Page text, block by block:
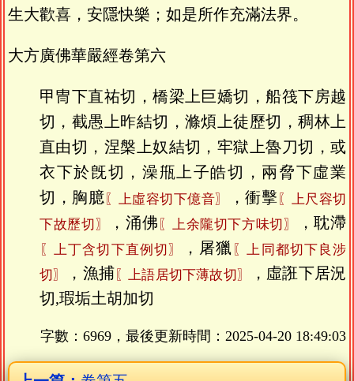
生大歡喜，安隱快樂；如是所作充滿法界。
大方廣佛華嚴經卷第六
甲冑下直祐切，橋梁上巨嬌切，船筏下房越
切，截愚上昨結切，滌煩上徒歷切，稠林上
直由切，涅槃上奴結切，牢獄上魯刀切，或
衣下於旣切，澡甁上子皓切，兩脅下虛業
切，胸臆 〖上虛容切下億音〗 ，衝擊 〖上尺容切
下故歷切〗
，涌佛 〖上余隴切下方味切〗 ，耽滯
〖上丁含切下直例切〗 ，屠獵 〖上同都切下良涉
切〗
，漁捕 〖上語居切下薄故切〗
，虛誑下居況
切,瑕垢土胡加切
字數：6969，最後更新時間： 2025-04-20 18:49:03